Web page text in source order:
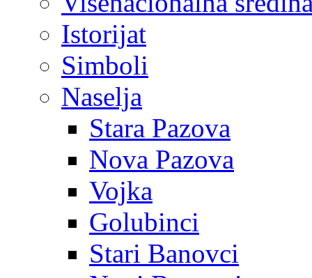
Istorijat
Simboli
Naselja
Stara Pazova
Nova Pazova
Vojka
Golubinci
Stari Banovci